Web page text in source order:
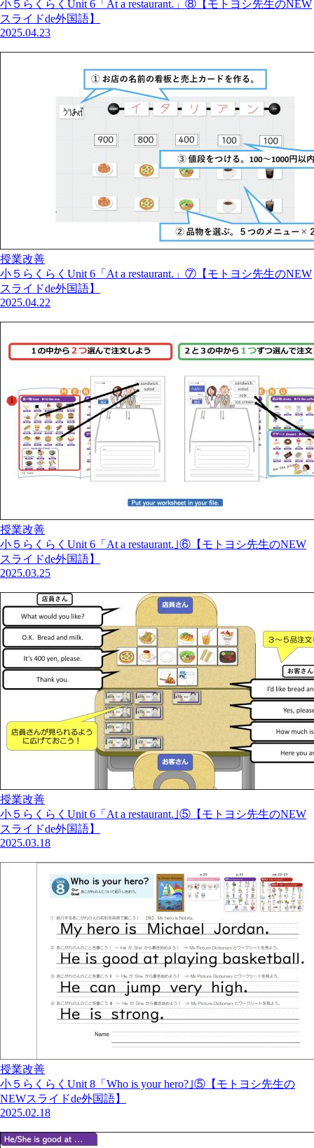
小５らくらくUnit 6「At a restaurant.」⑧【モトヨシ先生のNEW
スライドde外国語】
2025.04.23
授業改善
小５らくらくUnit 6「At a restaurant.」⑦【モトヨシ先生のNEW
スライドde外国語】
2025.04.22
授業改善
小５らくらくUnit 6「At a restaurant.｣⑥【モトヨシ先生のNEW
スライドde外国語】
2025.03.25
授業改善
小５らくらくUnit 6「At a restaurant.｣⑤【モトヨシ先生のNEW
スライドde外国語】
2025.03.18
授業改善
小５らくらくUnit 8「Who is your hero?｣⑤【モトヨシ先生の
NEWスライドde外国語】
2025.02.18